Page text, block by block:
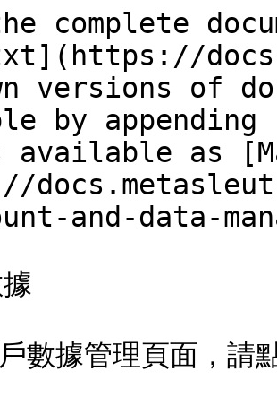
complete
versions of
by
available as
and-data-
數據管理頁面，